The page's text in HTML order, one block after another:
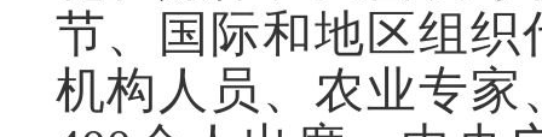
节、国际和地区组
机构人员、农业专